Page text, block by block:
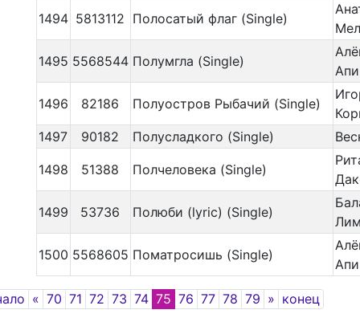
1494 5813112 Полосатый флаг (Single)
1495 5568544 Полумгла (Single)
1496 82186 Полуостров Рыбачий (Single)
1497
90182 Полусладкого (Single)
1498 51388 Полчеловека (Single)
1499 53736 Полюби (lyric) (Single)
1500 5568605 Поматросишь (Single)
« Previous
70 71 72 73 74 75 76 77 78 79 » Next
конец